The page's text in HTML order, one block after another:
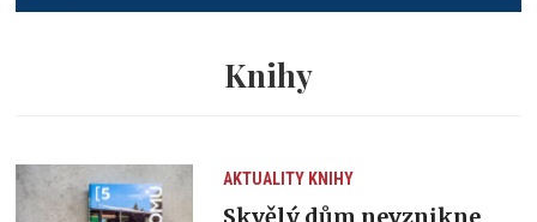
Knihy
AKTUALITY KNIHY
Skvělý dům nevznikne